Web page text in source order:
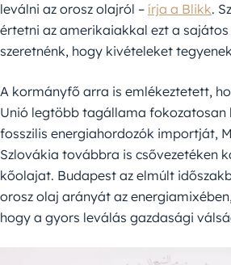
leválni az orosz olajról – írja a Blikk.
értetni az amerikaiakkal ezt a
szeretnénk, hogy kivételeket
A kormányfő arra is emlékeztetett,
Unió legtöbb tagállama fokozatosan
fosszilis energiahordozók importját,
Szlovákia továbbra is csővezetéken
kőolajat. Budapest az elmúlt
orosz olaj arányát az
hogy a gyors leválás gazdasági